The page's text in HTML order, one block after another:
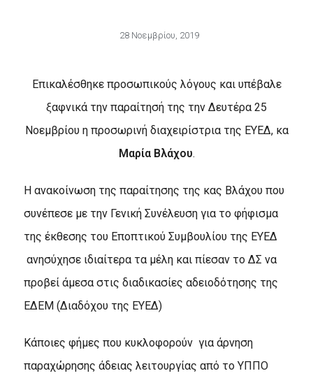
28 Νοεμβρίου, 2019
Επικαλέσθηκε προσωπικούς λόγους και υπέβαλε
ξαφνικά την παραίτησή της την Δευτέρα 25
Νοεμβρίου η προσωρινή διαχειρίστρια της ΕΥΕΔ, κα
Μαρία Βλάχου.
Η ανακοίνωση της παραίτησης της κας Βλάχου που
συνέπεσε με την Γενική Συνέλευση για το φήφισμα
της έκθεσης του Εποπτικού Συμβουλίου της ΕΥΕΔ
ανησύχησε ιδιαίτερα τα μέλη και πίεσαν το ΔΣ να
προβεί άμεσα στις διαδικασίες αδειοδότησης της
ΕΔΕΜ (Διαδόχου της ΕΥΕΔ)
Κάποιες φήμες που κυκλοφορούν για άρνηση
παραχώρησης άδειας λειτουργίας από το ΥΠΠΟ